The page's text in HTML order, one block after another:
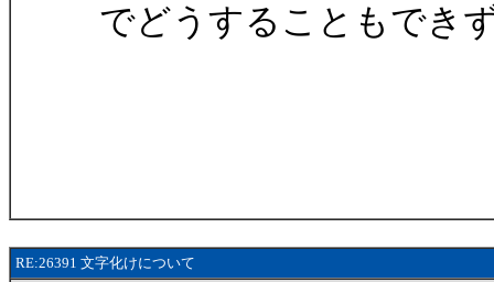
でどうすることもでき
RE:26391 文字化けについて